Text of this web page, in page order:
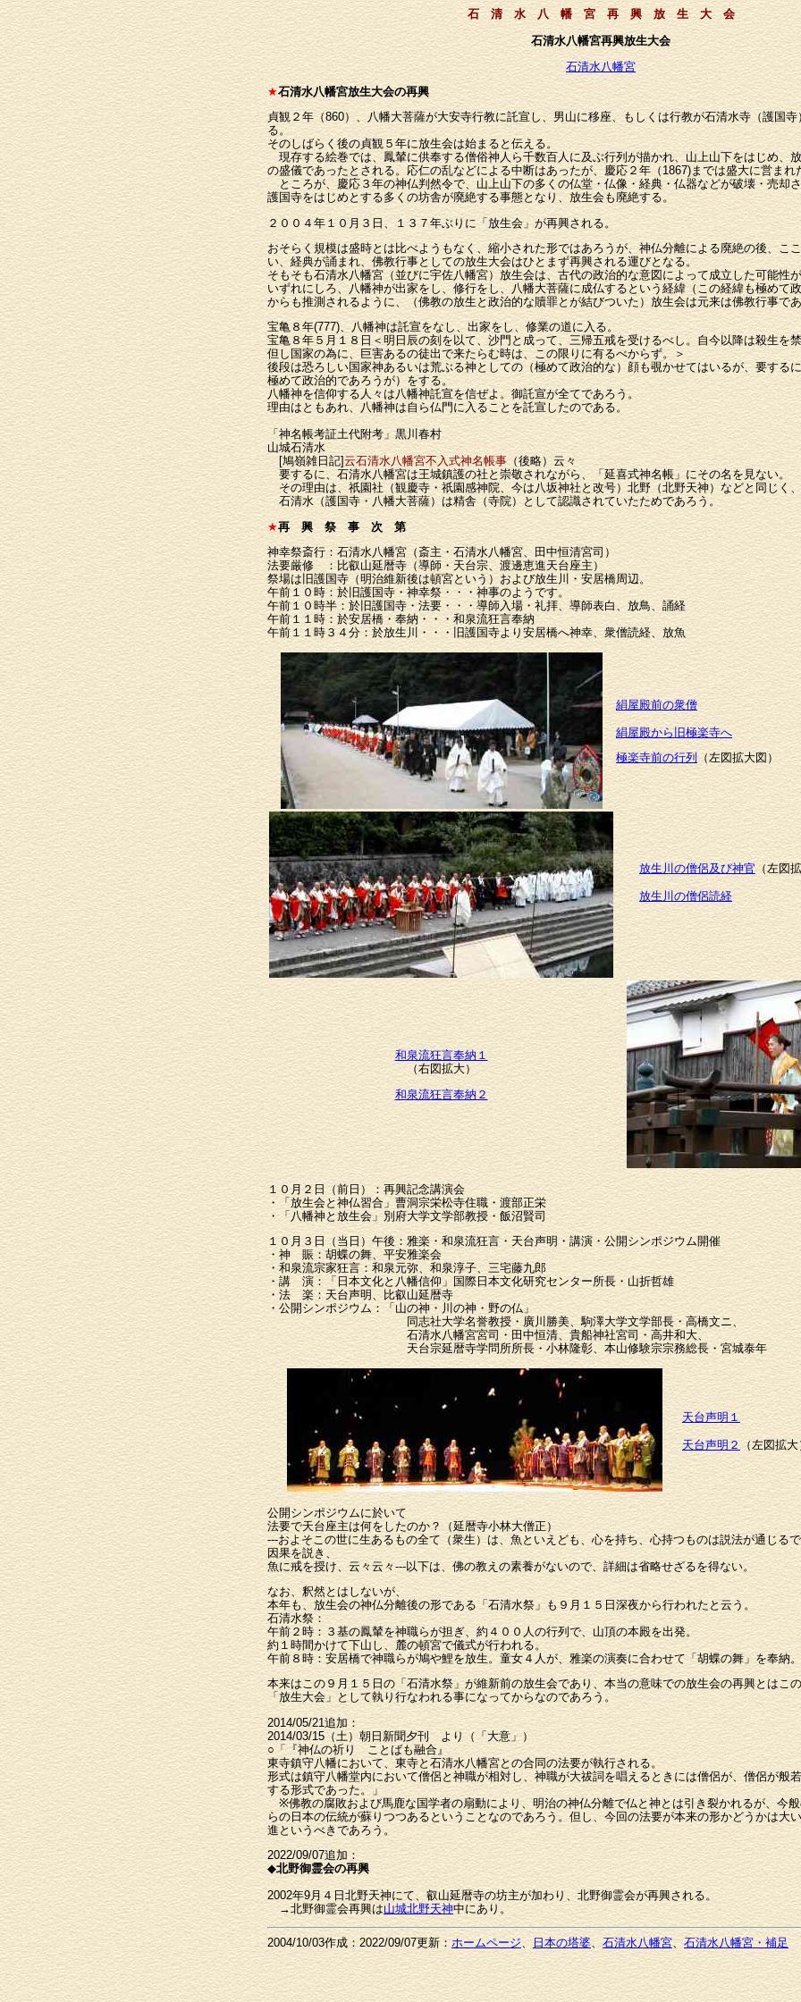
石 清 水 八 幡 宮 再 興 放 生 大 会
石清水八幡宮再興放生大会
石清水八幡宮
★石清水八幡宮放生大会の再興
貞観２年（860）、八幡大菩薩が大安寺行教に託宣し、男山に移座、もしくは行教が石清水寺（護国
る。
そのしばらく後の貞観５年に放生会は始まると伝える。
現存する絵巻では、鳳輦に供奉する僧俗神人ら千数百人に及ぶ行列が描かれ、山上山下をはじめ、
の盛儀であったとされる。応仁の乱などによる中断はあったが、慶応２年（1867)までは盛大に営まれ
ところが、慶応３年の神仏判然令で、山上山下の多くの仏堂・仏像・経典・仏器などが破壊・売却
護国寺をはじめとする多くの坊舎が廃絶する事態となり、放生会も廃絶する。
２００４年１０月３日、１３７年ぶりに「放生会」が再興される。
おそらく規模は盛時とは比べようもなく、縮小された形ではあろうが、神仏分離による廃絶の後、こ
い、経典が誦まれ、佛教行事としての放生大会はひとまず再興される運びとなる。
そもそも石清水八幡宮（並びに宇佐八幡宮）放生会は、古代の政治的な意図によって成立した可能性
いずれにしろ、八幡神が出家をし、修行をし、八幡大菩薩に成仏するという経緯（この経緯も極めて
からも推測されるように、（佛教の放生と政治的な贖罪とが結びついた）放生会は元来は佛教行事で
宝亀８年(777)、八幡神は託宣をなし、出家をし、修業の道に入る。
宝亀８年５月１８日＜明日辰の刻を以て、沙門と成って、三帰五戒を受けるべし。自今以降は殺生を
但し国家の為に、巨害あるの徒出で来たらむ時は、この限りに有るべからず。＞
後段は恐ろしい国家神あるいは荒ぶる神としての（極めて政治的な）顔も覗かせてはいるが、要する
極めて政治的であろうが）をする。
八幡神を信仰する人々は八幡神託宣を信ぜよ。御託宣が全てであろう。
理由はともあれ、八幡神は自ら仏門に入ることを託宣したのである。
「神名帳考証土代附考」黒川春村
山城石清水
[鳩嶺雑日記]云石清水八幡宮不入式神名帳事（後略）云々
要するに、石清水八幡宮は王城鎮護の社と崇敬されながら、「延喜式神名帳」にその名を見ない。
その理由は、祇園社（観慶寺・祇園感神院、今は八坂神社と改号）北野（北野天神）などと同じく
石清水（護国寺・八幡大菩薩）は精舎（寺院）として認識されていたためであろう。
★再 興 祭 事 次 第
神幸祭斎行：石清水八幡宮（斎主・石清水八幡宮、田中恒清宮司）
法要厳修 ：比叡山延暦寺（導師・天台宗、渡邊恵進天台座主）
祭場は旧護国寺（明治維新後は頓宮という）および放生川・安居橋周辺。
午前１０時：於旧護国寺・神幸祭・・・神事のようです。
午前１０時半：於旧護国寺・法要・・・導師入場・礼拝、導師表白、放鳥、誦経
午前１１時：於安居橋・奉納・・・和泉流狂言奉納
午前１１時３４分：於放生川・・・旧護国寺より安居橋へ神幸、衆僧読経、放魚
絹屋殿前の衆僧
絹屋殿から旧極楽寺へ
極楽寺前の行列（左図拡大図）
放生川の僧侶及び神官（左図
放生川の僧侶読経
和泉流狂言奉納１
（右図拡大）
和泉流狂言奉納２
１０月２日（前日）：再興記念講演会
・「放生会と神仏習合」曹洞宗栄松寺住職・渡部正栄
・「八幡神と放生会」別府大学文学部教授・飯沼賢司
１０月３日（当日）午後：雅楽・和泉流狂言・天台声明・講演・公開シンポジウム開催
・神 賑：胡蝶の舞、平安雅楽会
・和泉流宗家狂言：和泉元弥、和泉淳子、三宅藤九郎
・講 演：「日本文化と八幡信仰」国際日本文化研究センター所長・山折哲雄
・法 楽：天台声明、比叡山延暦寺
・公開シンポジウム：「山の神・川の神・野の仏」
同志社大学名誉教授・廣川勝美、駒澤大学文学部長・高橋文ニ、
石清水八幡宮宮司・田中恒清、貴船神社宮司・高井和大、
天台宗延暦寺学問所所長・小林隆彰、本山修験宗宗務総長・宮城泰年
天台声明１
天台声明２ （左図拡大
公開シンポジウムに於いて
法要で天台座主は何をしたのか？（延暦寺小林大僧正）
---およそこの世に生あるもの全て（衆生）は、魚といえども、心を持ち、心持つものは説法が通じる
因果を説き、
魚に戒を授け、云々云々---以下は、佛の教えの素養がないので、詳細は省略せざるを得ない。
なお、釈然とはしないが、
本年も、放生会の神仏分離後の形である「石清水祭」も９月１５日深夜から行われたと云う。
石清水祭：
午前２時：３基の鳳輦を神職らが担ぎ、約４００人の行列で、山頂の本殿を出発。
約１時間かけて下山し、麓の頓宮で儀式が行われる。
午前８時：安居橋で神職らが鳩や鯉を放生。童女４人が、雅楽の演奏に合わせて「胡蝶の舞」を奉納。
本来はこの９月１５日の「石清水祭」が維新前の放生会であり、本当の意味での放生会の再興とはこ
「放生大会」として執り行なわれる事になってからなのであろう。
2014/05/21追加：
2014/03/15（土）朝日新聞夕刊 より（「大意」）
○「『神仏の祈り ことばも融合』
東寺鎮守八幡において、東寺と石清水八幡宮との合同の法要が執行される。
形式は鎮守八幡堂内において僧侶と神職が相対し、神職が大祓詞を唱えるときには僧侶が、僧侶が般
する形式であった。」
※佛教の腐敗および馬鹿な国学者の扇動により、明治の神仏分離で仏と神とは引き裂かれるが、今
らの日本の伝統が蘇りつつあるということなのであろう。但し、今回の法要が本来の形かどうかは大
進というべきであろう。
2022/09/07追加：
◆北野御霊会の再興
2002年9月４日北野天神にて、叡山延暦寺の坊主が加わり、北野御霊会が再興される。
→北野御霊会再興は山城北野天神中にあり。
2004/10/03作成：2022/09/07更新：ホームページ 、日本の塔婆、石清水八幡宮、石清水八幡宮・補足